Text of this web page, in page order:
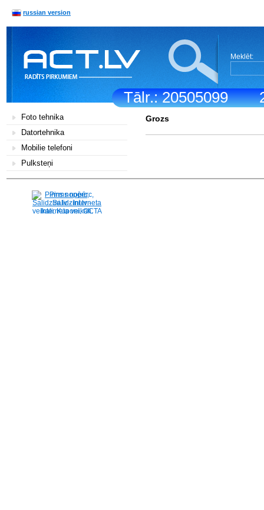
Tālr.: 20505099
russian version
Meklēt:
Foto tehnika
Datortehnika
Mobilie telefoni
Pulksteņi
Grozs
Pirms nopērc,
Salidzini.lv - Interneta
veikali, Kuponi, OCTA